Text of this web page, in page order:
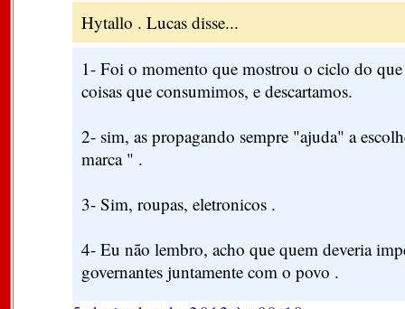
Hytallo . Lucas disse...
1- Foi o momento que mostrou o ciclo do que
coisas que consumimos, e descartamos.
2- sim, as propagando sempre "ajuda" a
marca " .
3- Sim, roupas, eletronicos .
4- Eu não lembro, acho que quem deveria
governantes juntamente com o povo .